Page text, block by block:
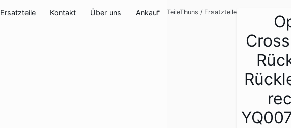
Ersatzteile Kontakt Über uns Ankauf TeileThuns / Ersatzteile